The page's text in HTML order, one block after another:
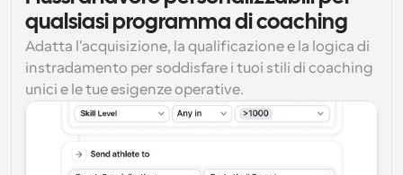
qualsiasi programma di coaching
Adatta l'acquisizione, la qualificazione e la logica di
instradamento per soddisfare i tuoi stili di coaching
unici e le tue esigenze operative.